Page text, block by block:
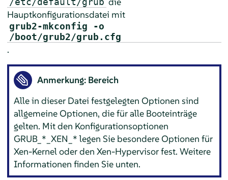
Hauptkonfigurationsdatei mit
grub2-mkconfig -o
/boot/grub2/grub.cfg
.
Anmerkung: Bereich
Alle in dieser Datei festgelegten Optionen sind
allgemeine Optionen, die für alle Booteinträge
gelten. Mit den Konfigurationsoptionen
GRUB_*_XEN_* legen Sie besondere Optionen für
Xen-Kernel oder den Xen-Hypervisor fest. Weitere
Informationen finden Sie unten.